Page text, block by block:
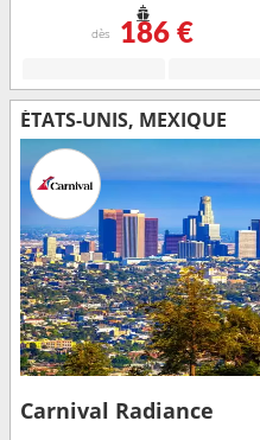
dès 186 €
ÉTATS-UNIS, MEXIQUE
Carnival Radiance